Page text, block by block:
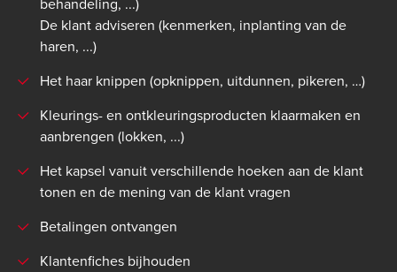
De klant adviseren (kenmerken, inplanting van de
haren, ...)
Het haar knippen (opknippen, uitdunnen, pikeren, …)
Kleurings- en ontkleuringsproducten klaarmaken en
aanbrengen (lokken, ...)
Het kapsel vanuit verschillende hoeken aan de klant
tonen en de mening van de klant vragen
Betalingen ontvangen
Klantenfiches bijhouden